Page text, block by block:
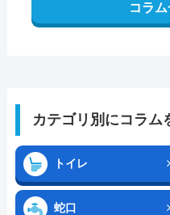
コラ
カテゴリ別にコラム
トイレ
蛇口